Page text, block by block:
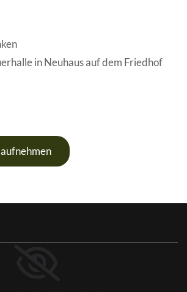
in Neuhaus auf dem Friedhof